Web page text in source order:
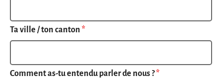
Ta ville / ton canton *
Comment as-tu entendu parler de nous ?*